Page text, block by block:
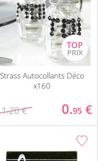
Strass Autocollants Déco
x160
1.20 € 0.95 €